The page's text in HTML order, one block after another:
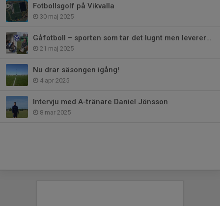
Fotbollsgolf på Vikvalla
30 maj 2025
Gåfotboll – sporten som tar det lugnt men levererar allt!
21 maj 2025
Nu drar säsongen igång!
4 apr 2025
Intervju med A-tränare Daniel Jönsson
8 mar 2025